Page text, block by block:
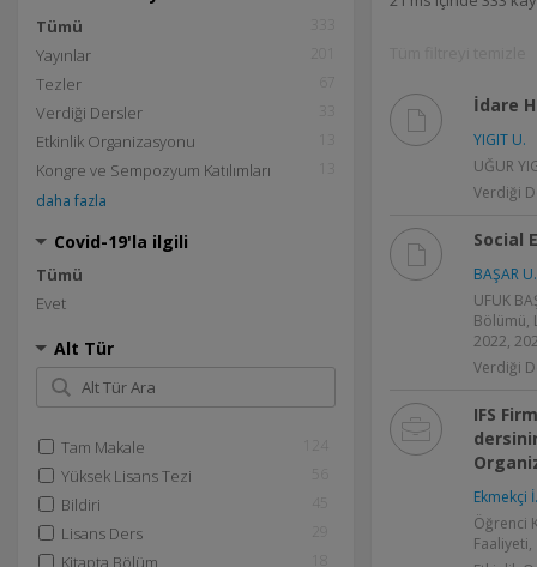
Tümü
Yayınlar
Tezler
Verdiği Dersler
Etkinlik Organizasyonu
Kongre ve Sempozyum Katılımları
daha fazla
Covid-19'la ilgili
Tümü
Evet
Alt Tür
Tam Makale
Yüksek Lisans Tezi
Bildiri
Lisans Ders
Kitapta Bölüm
İdare
YIGIT U.
UĞUR
Verdiği
Social
BAŞAR U.
UFUK
Bölümü,
2022,
Verdiği
IFS
Ekmekçi İ.
Öğrenci
Faaliyeti,